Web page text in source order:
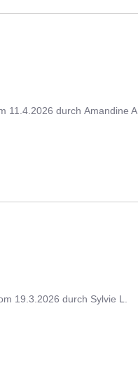
11.4.2026 durchAmandine A.
19.3.2026 durch Sylvie L.